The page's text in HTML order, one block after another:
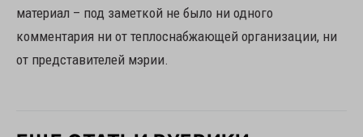
материал – под заметкой не было ни одного
комментария ни от теплоснабжающей организации, ни
от представителей мэрии.